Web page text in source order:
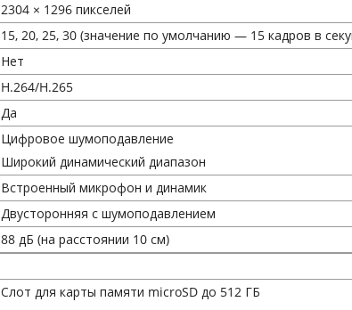
2304 × 1296 пикселей
15, 20, 25, 30 (значение по умолчанию — 15 кадров в
Нет
H.264/H.265
Да
Цифровое шумоподавление
Широкий динамический диапазон
Встроенный микрофон и динамик
Двусторонняя с шумоподавлением
88 дБ (на расстоянии 10 см)
Слот для карты памяти microSD до 512 ГБ